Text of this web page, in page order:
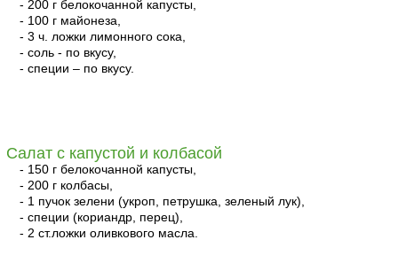
- 200 г белокочанной капусты,
- 100 г майонеза,
- 3 ч. ложки лимонного сока,
- соль - по вкусу,
- специи – по вкусу.
Салат с капустой и колбасой
- 150 г белокочанной капусты,
- 200 г колбасы,
- 1 пучок зелени (укроп, петрушка, зеленый лук),
- специи (кориандр, перец),
- 2 ст.ложки оливкового масла.